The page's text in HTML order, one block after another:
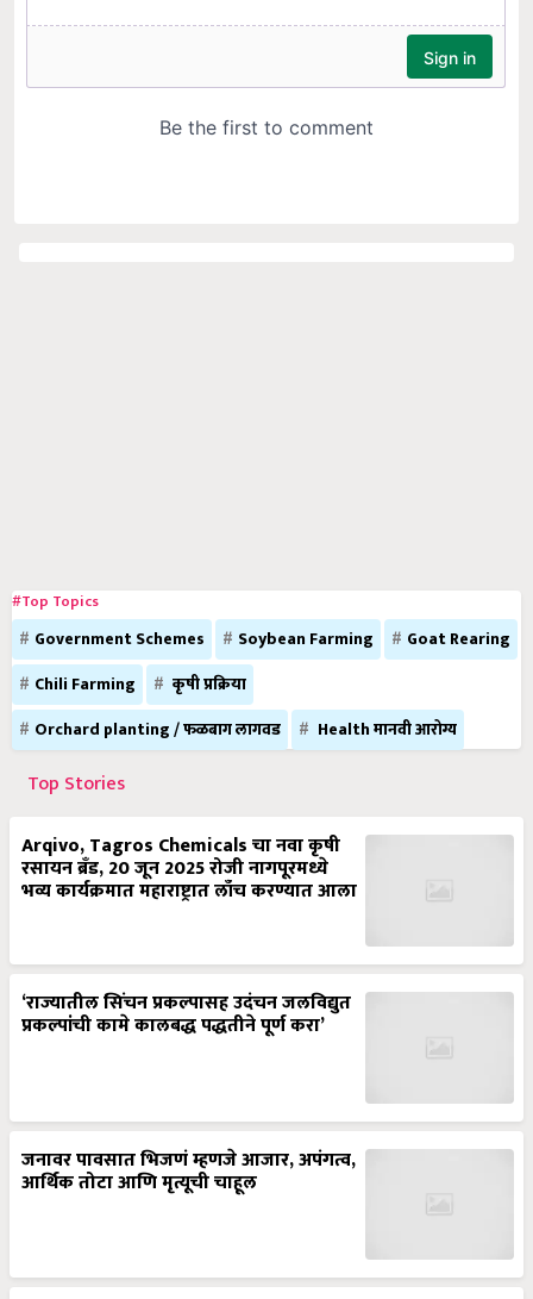
#Top Topics
Government Schemes Soybean Farming
Goat Rearing
Chili Farming
कृषी प्रक्रिया
Orchard planting / फळबाग लागवड
Health मानवी आरोग्य
Top Stories
Arqivo, Tagros Chemicals चा नवा कृषी
रसायन ब्रँड, 20 जून 2025 रोजी नागपूरमध्ये
भव्य कार्यक्रमात महाराष्ट्रात लाँच करण्यात आला
‘राज्यातील सिंचन प्रकल्पासह उदंचन जलविद्युत
प्रकल्पांची कामे कालबद्ध पद्धतीने पूर्ण करा’
जनावर पावसात भिजणं म्हणजे आजार, अपंगत्व,
आर्थिक तोटा आणि मृत्यूची चाहूल